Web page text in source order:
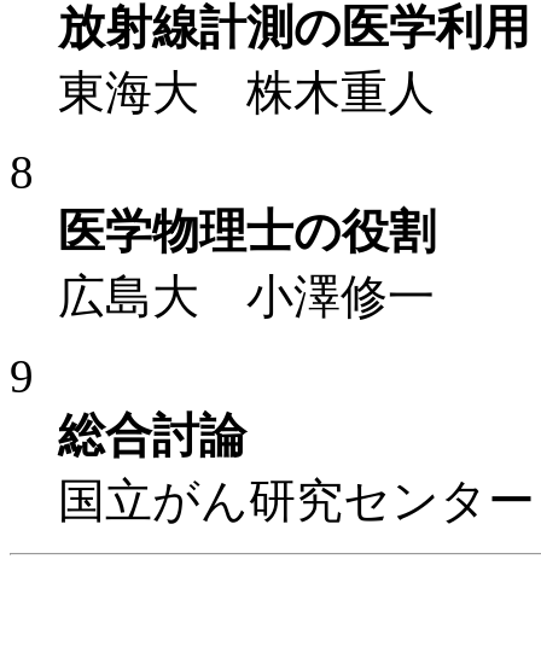
放射線計測の医学利用
東海大 株木重人
8
医学物理士の役割
広島大 小澤修一
9
総合討論
国立がん研究センタ